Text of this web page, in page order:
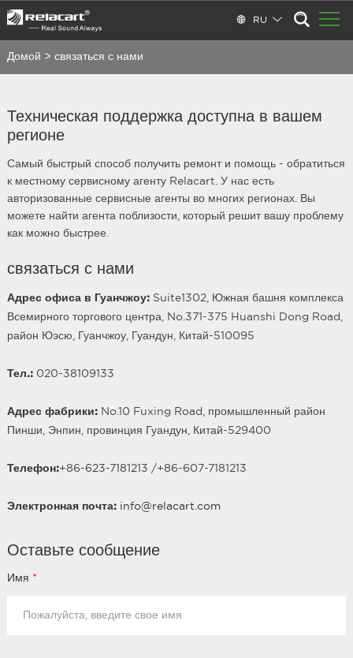
RU
Домой > связаться с нами
Техническая поддержка доступна в вашем
регионе
Самый быстрый способ получить ремонт и помощь - обратиться
к местному сервисному агенту Relacart. У нас есть
авторизованные сервисные агенты во многих регионах. Вы
можете найти агента поблизости, который решит вашу проблему
как можно быстрее.
связаться с нами
Адрес офиса в Гуанчжоу:Suite1302, Южная башня комплекса
Всемирного торгового центра, No.371-375 Huanshi Dong Road,
район Юэсю, Гуанчжоу, Гуандун, Китай-510095
Тел.:020-38109133
Адрес фабрики:No.10 Fuxing Road, промышленный район
Пинши, Энпин, провинция Гуандун, Китай-529400
Телефон:+86-623-7181213 /+86-607-7181213
Электронная почта: info@relacart.com
Оставьте сообщение
Имя *